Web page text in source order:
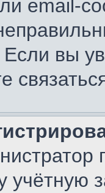
email-
вы
учётную